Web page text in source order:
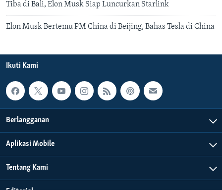
Tiba di Bali, Elon Musk Siap Luncurkan Starlink
Elon Musk Bertemu PM China di Beijing, Bahas Tesla di China
Ikuti Kami
Berlangganan
Aplikasi Mobile
Tentang Kami